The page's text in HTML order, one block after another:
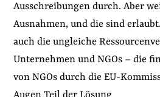
Ausschreibungen durch. Aber
Ausnahmen, und die sind
auch die ungleiche
Unternehmen und NGOs – die
von NGOs durch die EU-